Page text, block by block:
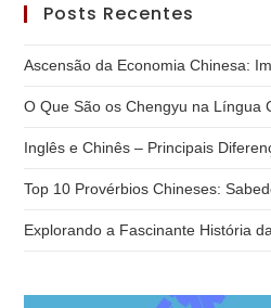
Posts Recentes
Ascensão da Economia Chinesa:
O Que São os Chengyu na Língua
Inglês e Chinês – Principais
Top 10 Provérbios Chineses:
Explorando a Fascinante História